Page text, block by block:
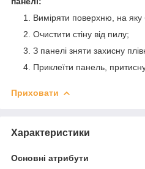
Виміряти поверхню, на
Очистити стіну від пилу;
З панелі зняти захисну
Приклеїти панель,
Приховати
Характеристики
Основні атрибути